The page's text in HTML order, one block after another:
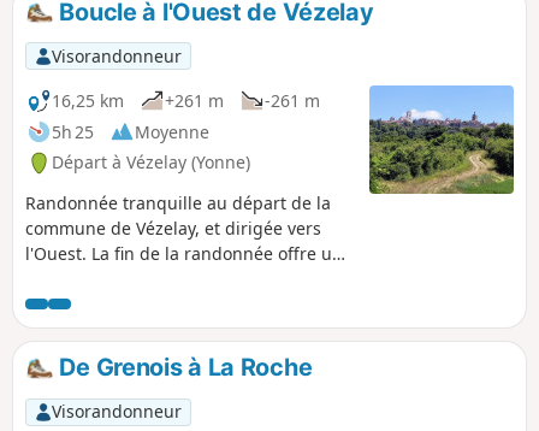
Boucle à l'Ouest de Vézelay
Visorandonneur
16,25 km
+261 m
-261 m
5h 25
Moyenne
Départ à Vézelay (Yonne)
Randonnée tranquille au départ de la
commune de Vézelay, et dirigée vers
l'Ouest. La fin de la randonnée offre une
la basilique. La randonnée se fait
majoritairement sur des chemins dans
la forêt. Aucune difficulté à prévoir.
De Grenois à La Roche
Visorandonneur